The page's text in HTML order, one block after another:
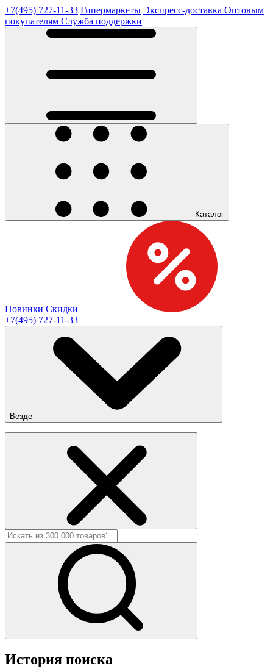
+7(495) 727-11-33 Гипермаркеты Экспресс-доставка Оптовым
покупателям Служба поддержки
Каталог
Новинки Скидки
+7(495) 727-11-33
Везде
История поиска